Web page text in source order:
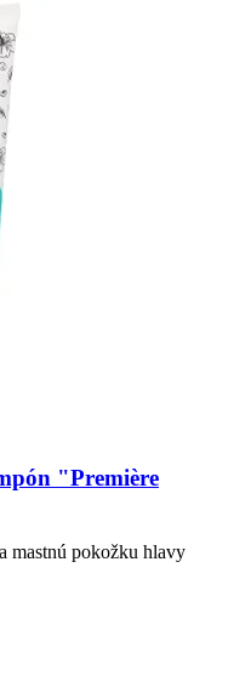
"Première
mastnú pokožku hlavy